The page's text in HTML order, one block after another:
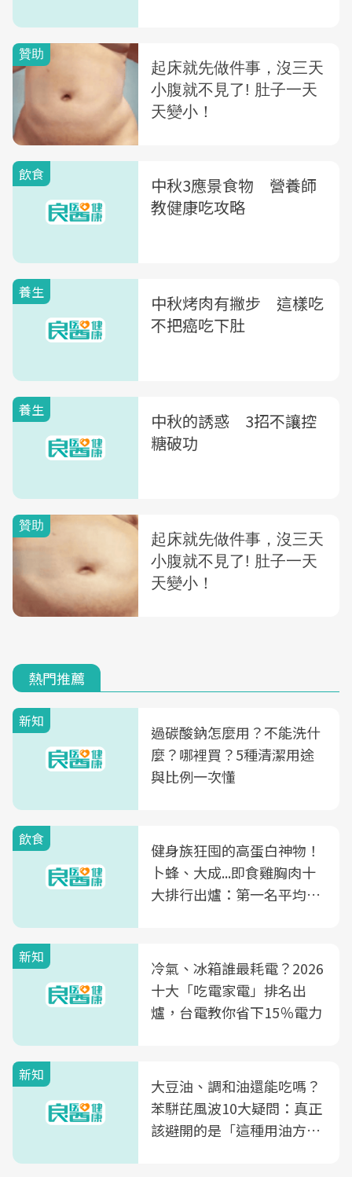
飲食
中秋3應景食物 營養師
教健康吃攻略
養生
中秋烤肉有撇步 這樣吃
不把癌吃下肚
養生
中秋的誘惑 3招不讓控
糖破功
熱門推薦
新知
過碳酸鈉怎麼用？不能洗什
麼？哪裡買？5種清潔用途
與比例一次懂
飲食
健身族狂囤的高蛋白神物！
卜蜂、大成...即食雞胸肉十
大排行出爐：第一名平均一
新知
冷氣、冰箱誰最耗電？2026
十大「吃電家電」排名出
爐，台電教你省下15％電力
新知
大豆油、調和油還能吃嗎？
苯駢芘風波10大疑問：真正
該避開的是「這種用油方